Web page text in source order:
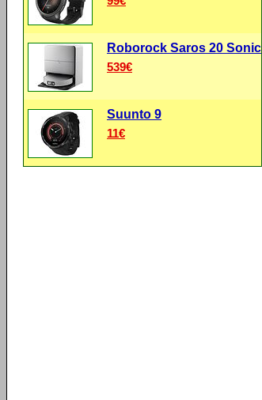
Roborock Saros 20 Sonic
539€
Suunto 9
11€